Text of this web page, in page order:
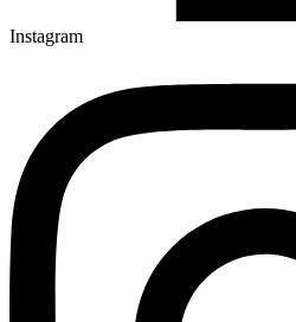
Instagram